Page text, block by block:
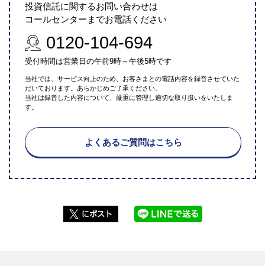
投資信託に関するお問い合わせは
コールセンターまでお電話ください
0120-104-694
受付時間は営業日の午前9時～午後5時です
当社では、サービス向上のため、お客さまとの電話内容を録音させていた
だいております。あらかじめご了承ください。
当社は録音した内容について、厳重に管理し適切な取り扱いをいたしま
す。
よくあるご質問はこちら